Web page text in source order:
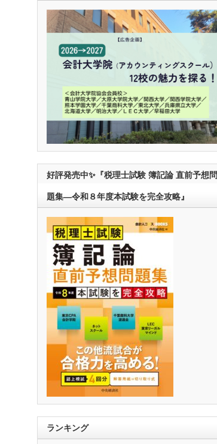
好評発売中✨『税理士試験 簿記論 直前予想問
題集―令和８年度本試験を完全攻略』
ランキング